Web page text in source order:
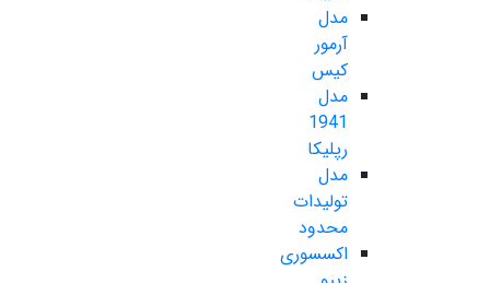
مدل
آرمور
کیس
مدل
1941
رپلیکا
مدل
تولیدات
محدود
اکسسوری